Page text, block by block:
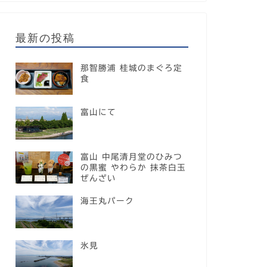
最新の投稿
那智勝浦 桂城のまぐろ定
食
富山にて
富山 中尾清月堂のひみつ
の黒蜜 やわらか 抹茶白玉
ぜんざい
海王丸パーク
氷見